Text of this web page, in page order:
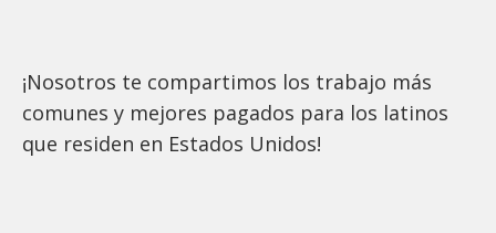
¡Nosotros te compartimos los trabajo más
comunes y mejores pagados para los latinos
que residen en Estados Unidos!